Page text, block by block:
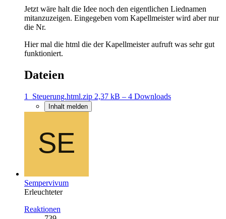
Jetzt wäre halt die Idee noch den eigentlichen Liednamen
mitanzuzeigen. Eingegeben vom Kapellmeister wird aber nur
die Nr.
Hier mal die html die der Kapellmeister aufruft was sehr gut
funktioniert.
Dateien
1_Steuerung.html.zip 2,37 kB – 4 Downloads
Inhalt melden
Sempervivum
Erleuchteter
Reaktionen